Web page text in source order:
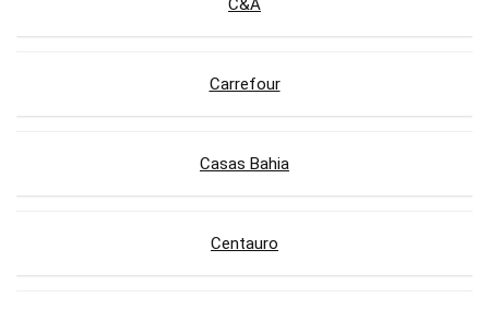
C&A
Carrefour
Casas Bahia
Centauro